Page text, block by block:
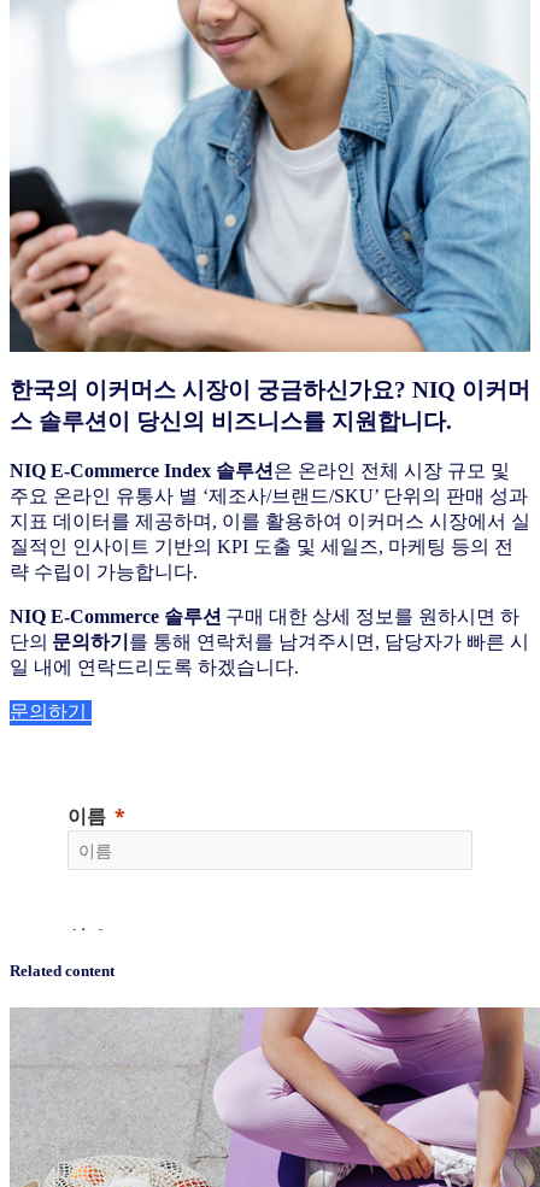
한국의 이커머스 시장이 궁금하신가요? NIQ 이커머
스 솔루션이 당신의 비즈니스를 지원합니다.
NIQ E-Commerce Index 솔루션 은 온라인 전체 시장 규모 및
주요 온라인 유통사 별 ‘제조사/브랜드/SKU’ 단위의 판매 성과
지표 데이터를 제공하며, 이를 활용하여 이커머스 시장에서 실
질적인 인사이트 기반의 KPI 도출 및 세일즈, 마케팅 등의 전
략 수립이 가능합니다.
NIQ E-Commerce 솔루션 구매 대한 상세 정보를 원하시면 하
단의 문의하기 를 통해 연락처를 남겨주시면, 담당자가 빠른 시
일 내에 연락드리도록 하겠습니다.
문의하기
Related content